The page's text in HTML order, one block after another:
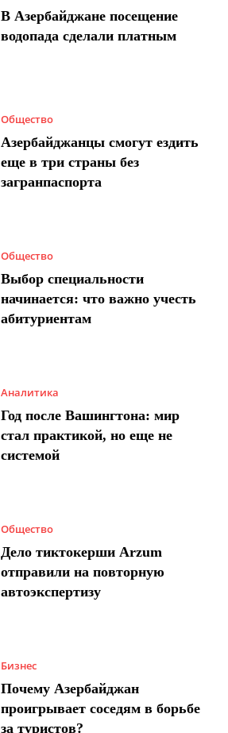
В Азербайджане посещение
водопада сделали платным
Общество
Азербайджанцы смогут ездить
еще в три страны без
загранпаспорта
Общество
Выбор специальности
начинается: что важно учесть
абитуриентам
Аналитика
Год после Вашингтона: мир
стал практикой, но еще не
системой
Общество
Дело тиктокерши Arzum
отправили на повторную
автоэкспертизу
Бизнес
Почему Азербайджан
проигрывает соседям в борьбе
за туристов?